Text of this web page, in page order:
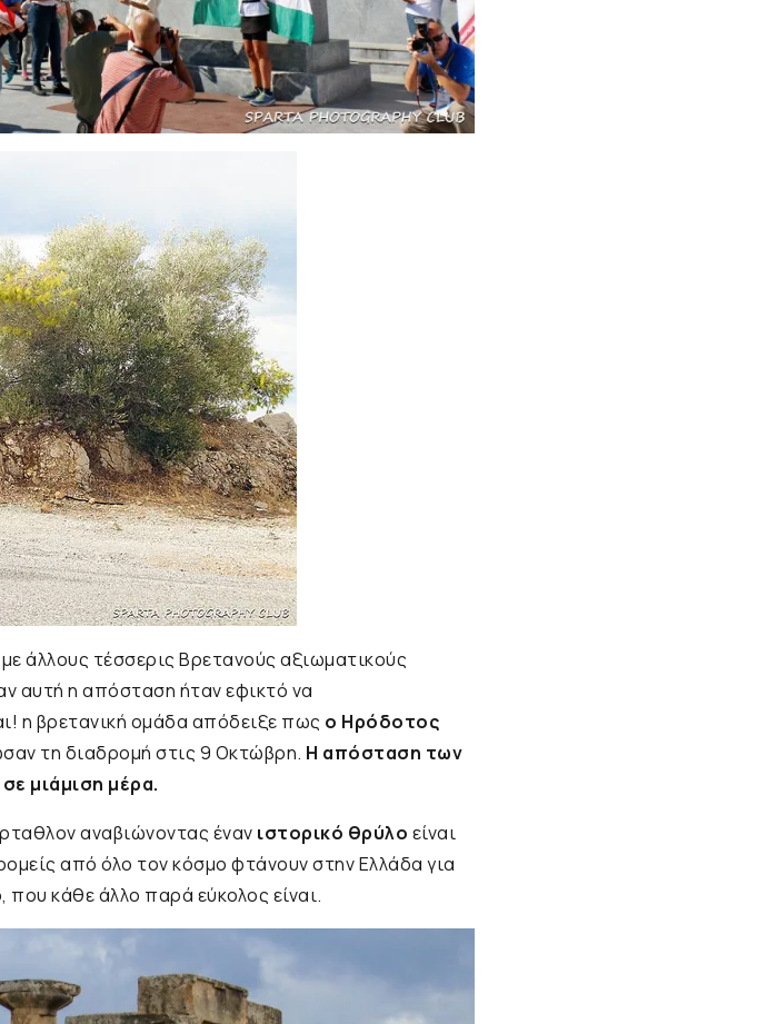
άλλους τέσσερις Βρετανούς αξιωματικούς
αυτή η απόσταση ήταν εφικτό να
η βρετανική ομάδα απόδειξε πως ο Ηρόδοτος
τη διαδρομή στις 9 Οκτώβρη. Η απόσταση των
μιάμιση μέρα.
αναβιώνοντας έναν ιστορικό θρύλο είναι
από όλο τον κόσμο φτάνουν στην Ελλάδα για
που κάθε άλλο παρά εύκολος είναι.